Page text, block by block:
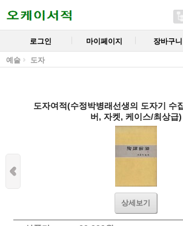
로그인 마이페이지 장바구니
예술 도자
도자여적(수정박병래선생의 도자기 수
버, 자켓, 케이스/최상급)
상세보기